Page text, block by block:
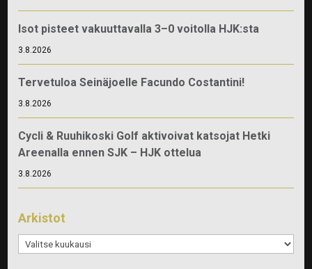
Isot pisteet vakuuttavalla 3–0 voitolla HJK:sta
3.8.2026
Tervetuloa Seinäjoelle Facundo Costantini!
3.8.2026
Cycli & Ruuhikoski Golf aktivoivat katsojat Hetki
Areenalla ennen SJK – HJK ottelua
3.8.2026
Arkistot
Arkistot